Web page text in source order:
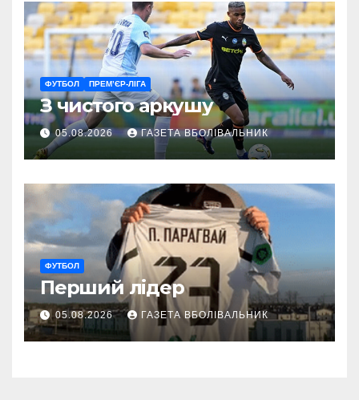
ФУТБОЛ ПРЕМ’ЄР-ЛІГА
З чистого аркушу
05.08.2026 ГАЗЕТА ВБОЛІВАЛЬНИК
ФУТБОЛ
Перший лідер
05.08.2026 ГАЗЕТА ВБОЛІВАЛЬНИК